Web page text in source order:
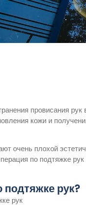
провисания рук
кожи и
очень плохой
по подтяжке
подтяжке рук?
рук